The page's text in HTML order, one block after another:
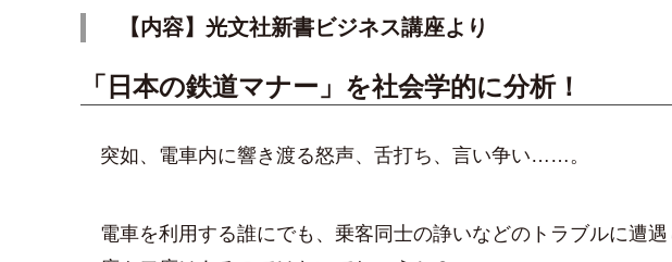
【内容】光文社新書ビジネス講座より
「日本の鉄道マナー」を社会学的に分析！
突如、電車内に響き渡る怒声、舌打ち、言い争い……。
電車を利用する誰にでも、乗客同士の諍いなどのトラブルに遭